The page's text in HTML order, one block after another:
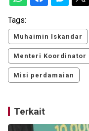
Tags:
Muhaimin Iskandar
Menteri Koordinator
Misi perdamaian
Terkait